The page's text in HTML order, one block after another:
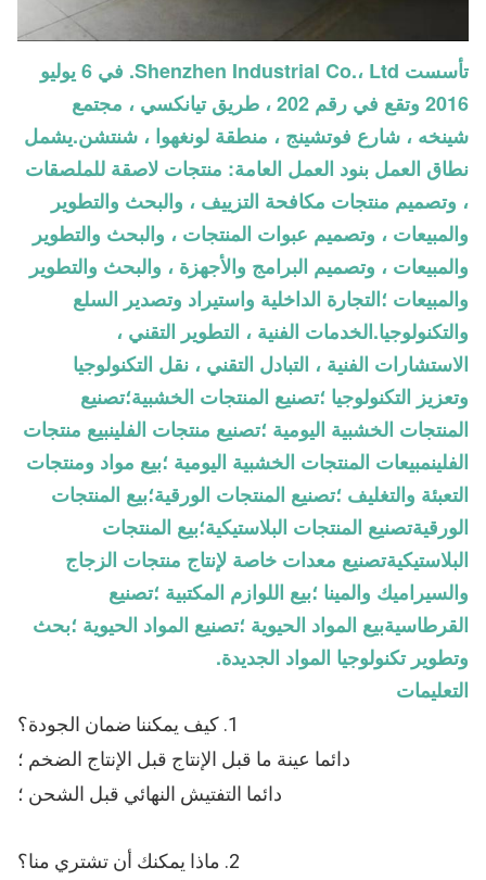
تأسست Shenzhen Industrial Co.، Ltd. في 6 يوليو
2016 وتقع في رقم 202 ، طريق تيانكسي ، مجتمع
شينخه ، شارع فوتشينج ، منطقة لونغهوا ، شنتشن.يشمل
نطاق العمل بنود العمل العامة: منتجات لاصقة للملصقات
، وتصميم منتجات مكافحة التزييف ، والبحث والتطوير
والمبيعات ، وتصميم عبوات المنتجات ، والبحث والتطوير
والمبيعات ، وتصميم البرامج والأجهزة ، والبحث والتطوير
والمبيعات ؛التجارة الداخلية واستيراد وتصدير السلع
والتكنولوجيا.الخدمات الفنية ، التطوير التقني ،
الاستشارات الفنية ، التبادل التقني ، نقل التكنولوجيا
وتعزيز التكنولوجيا ؛تصنيع المنتجات الخشبية؛تصنيع
المنتجات الخشبية اليومية ؛تصنيع منتجات الفلينبيع منتجات
الفلينمبيعات المنتجات الخشبية اليومية ؛بيع مواد ومنتجات
التعبئة والتغليف ؛تصنيع المنتجات الورقية؛بيع المنتجات
الورقيةتصنيع المنتجات البلاستيكية؛بيع المنتجات
البلاستيكيةتصنيع معدات خاصة لإنتاج منتجات الزجاج
والسيراميك والمينا ؛بيع اللوازم المكتبية ؛تصنيع
القرطاسيةبيع المواد الحيوية ؛تصنيع المواد الحيوية ؛بحث
وتطوير تكنولوجيا المواد الجديدة.
التعليمات
1. كيف يمكننا ضمان الجودة؟
دائما عينة ما قبل الإنتاج قبل الإنتاج الضخم ؛
دائما التفتيش النهائي قبل الشحن ؛
2. ماذا يمكنك أن تشتري منا؟